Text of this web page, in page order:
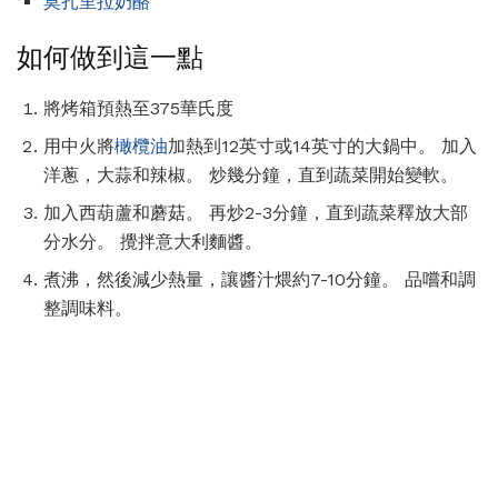
如何做到這一點
將烤箱預熱至375華氏度
用中火將橄欖油加熱到12英寸或14英寸的大鍋中。 加入
洋蔥，大蒜和辣椒。 炒幾分鐘，直到蔬菜開始變軟。
加入西葫蘆和蘑菇。 再炒2-3分鐘，直到蔬菜釋放大部
分水分。 攪拌意大利麵醬。
煮沸，然後減少熱量，讓醬汁煨約7-10分鐘。 品嚐和調
整調味料。